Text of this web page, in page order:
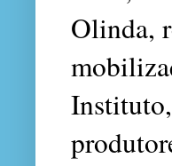
Olinda,